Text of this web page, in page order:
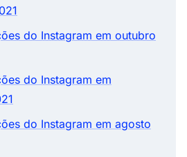
do Instagram em outubro
do Instagram em
do Instagram em agosto